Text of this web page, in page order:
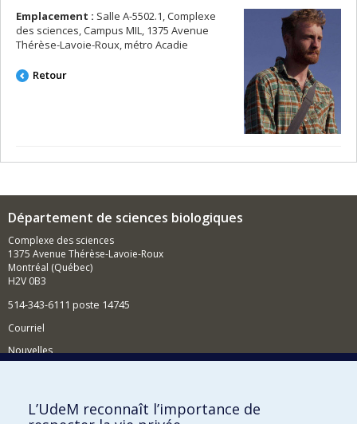
Emplacement : Salle A-5502.1, Complexe
des sciences, Campus MIL, 1375 Avenue
Thérèse-Lavoie-Roux, métro Acadie
Retour
Département de sciences biologiques
Complexe des sciences
1375 Avenue Thérèse-Lavoie-Roux
Montréal (Québec)
H2V 0B3
514-343-6111 poste 14745
Courriel
Nouvelles
Comment soutenir le Département?
L’UdeM reconnaît l’importance de